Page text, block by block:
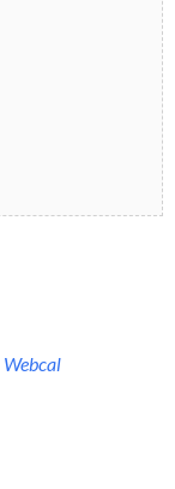
Webcal